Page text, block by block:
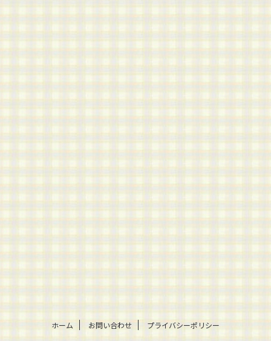
ホーム お問い合わせ プライバシーポリシー